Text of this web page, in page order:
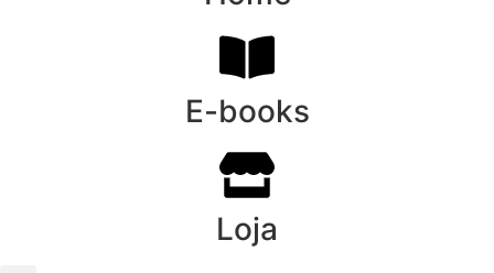
E-books
Loja